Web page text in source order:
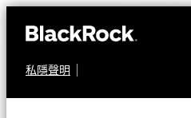
私隱聲明
股票